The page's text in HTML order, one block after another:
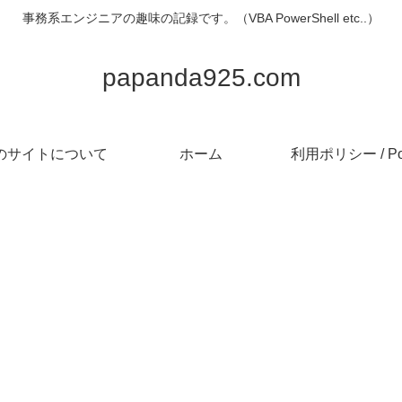
事務系エンジニアの趣味の記録です。（VBA PowerShell etc..）
papanda925.com
サイトについて ホーム 利用ポリシー /